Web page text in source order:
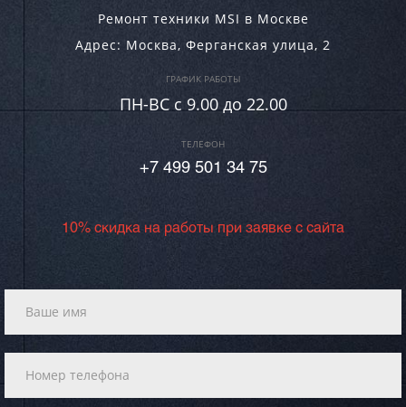
Ремонт техники MSI в Москве
Адрес: Москва, Ферганская улица, 2
ГРАФИК РАБОТЫ
ПН-ВC c 9.00 до 22.00
ТЕЛЕФОН
+7 499 501 34 75
10% скидка на работы при заявке с сайта